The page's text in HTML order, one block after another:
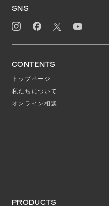
SNS
CONTENTS
トップページ
私たちについて
オンライン相談
PRODUCTS